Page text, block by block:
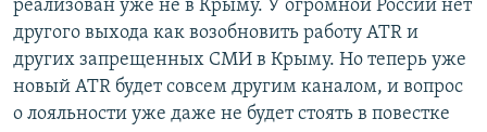
реализован уже не в Крыму. У огромной России нет
другого выхода как возобновить работу ATR и
других запрещенных СМИ в Крыму. Но теперь уже
новый ATR будет совсем другим каналом, и вопрос
о лояльности уже даже не будет стоять в повестке